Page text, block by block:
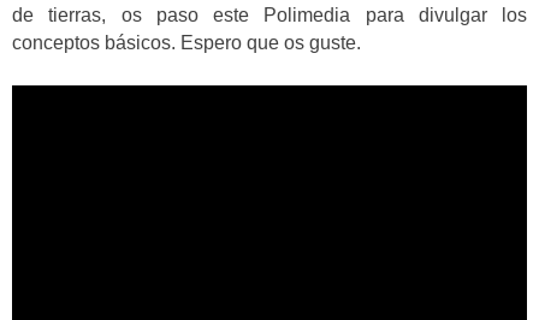
de tierras, os paso este Polimedia para divulgar los
conceptos básicos. Espero que os guste.